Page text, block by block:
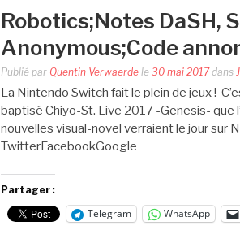
Robotics;Notes DaSH,
Anonymous;Code
Publié par Quentin Verwaerde le 30 mai 2017dans
La Nintendo Switch fait le plein de jeux !
baptisé Chiyo-St. Live 2017 -Genesis- que
nouvelles visual-novel verraient le jour sur
TwitterFacebookGoogle
Partager :
Telegram WhatsApp